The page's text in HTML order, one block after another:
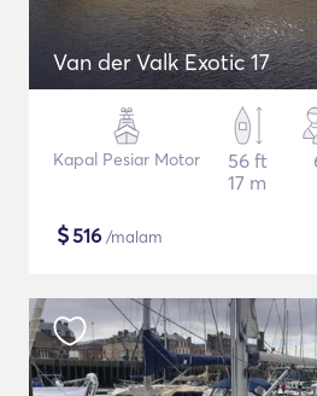
Van der Valk Exotic 17
Kapal Pesiar Motor
56 ft
17 m
$516 /malam